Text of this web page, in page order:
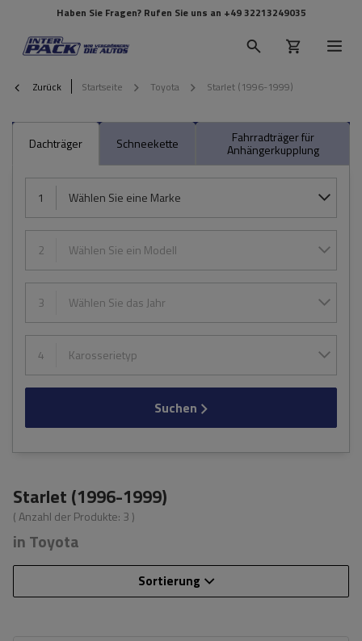
Haben Sie Fragen? Rufen Sie uns an +49 32213249035
Zurück Startseite Toyota Starlet (1996-1999)
Dachträger Schneekette Fahrradträger für
Anhängerkupplung
1 Wählen Sie eine Marke
2 Wählen Sie ein Modell
3 Wählen Sie das Jahr
4 Karosserietyp
Suchen
Starlet (1996-1999)
( Anzahl der Produkte: 3 )
in Toyota
Sortierung